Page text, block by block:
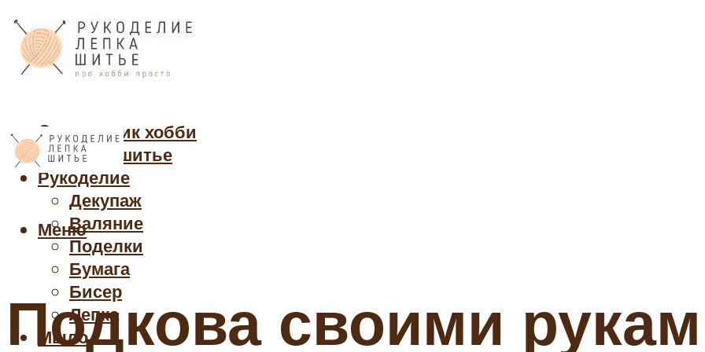
Cправочник хобби
Кройка и шитье
Рукоделие
Декупаж
Валяние
Поделки
Бумага
Бисер
Лепка
Мыло
Меню
Подкова своими